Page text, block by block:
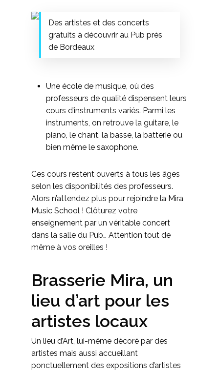
Des artistes et des concerts
gratuits à découvrir au Pub près
de Bordeaux
Une école de musique, où des
professeurs de qualité dispensent leurs
cours d’instruments variés. Parmi les
instruments, on retrouve la guitare, le
piano, le chant, la basse, la batterie ou
bien même le saxophone.
Ces cours restent ouverts à tous les âges
selon les disponibilités des professeurs.
Alors n’attendez plus pour rejoindre la Mira
Music School ! Clôturez votre
enseignement par un véritable concert
dans la salle du Pub… Attention tout de
même à vos oreilles !
Brasserie Mira, un
lieu d’art pour les
artistes locaux
Un lieu d’Art, lui-même décoré par des
artistes mais aussi accueillant
ponctuellement des expositions d’artistes